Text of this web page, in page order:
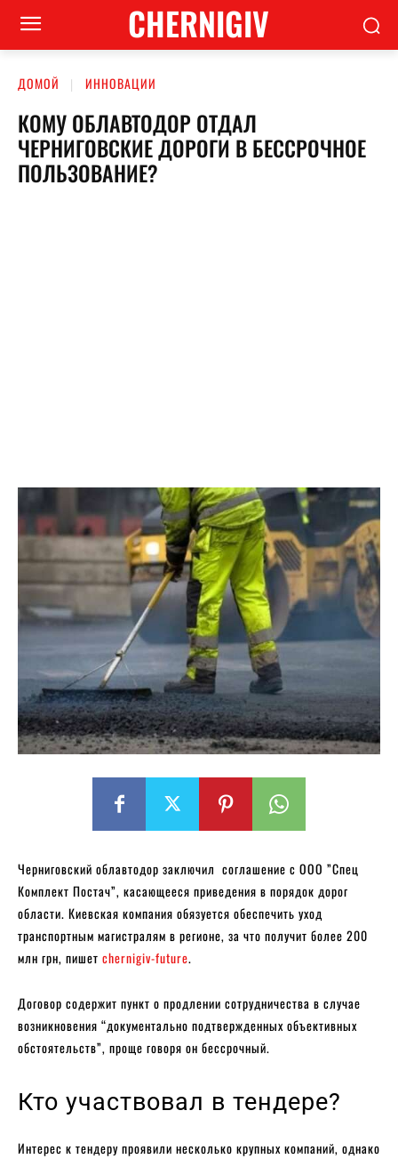
CHERNIGIV
ДОМОЙ ИННОВАЦИИ
КОМУ ОБЛАВТОДОР ОТДАЛ
ЧЕРНИГОВСКИЕ ДОРОГИ В БЕССРОЧНОЕ
ПОЛЬЗОВАНИЕ?
Черниговский облавтодор заключил соглашение с ООО ”Спец
Комплект Постач”, касающееся приведения в порядок дорог
области. Киевская компания обязуется обеспечить уход
транспортным магистралям в регионе, за что получит более 200
млн грн, пишет chernigiv-future.
Договор содержит пункт о продлении сотрудничества в случае
возникновения “документально подтвержденных объективных
обстоятельств”, проще говоря он бессрочный.
Кто участвовал в тендере?
Интерес к тендеру проявили несколько крупных компаний, однако